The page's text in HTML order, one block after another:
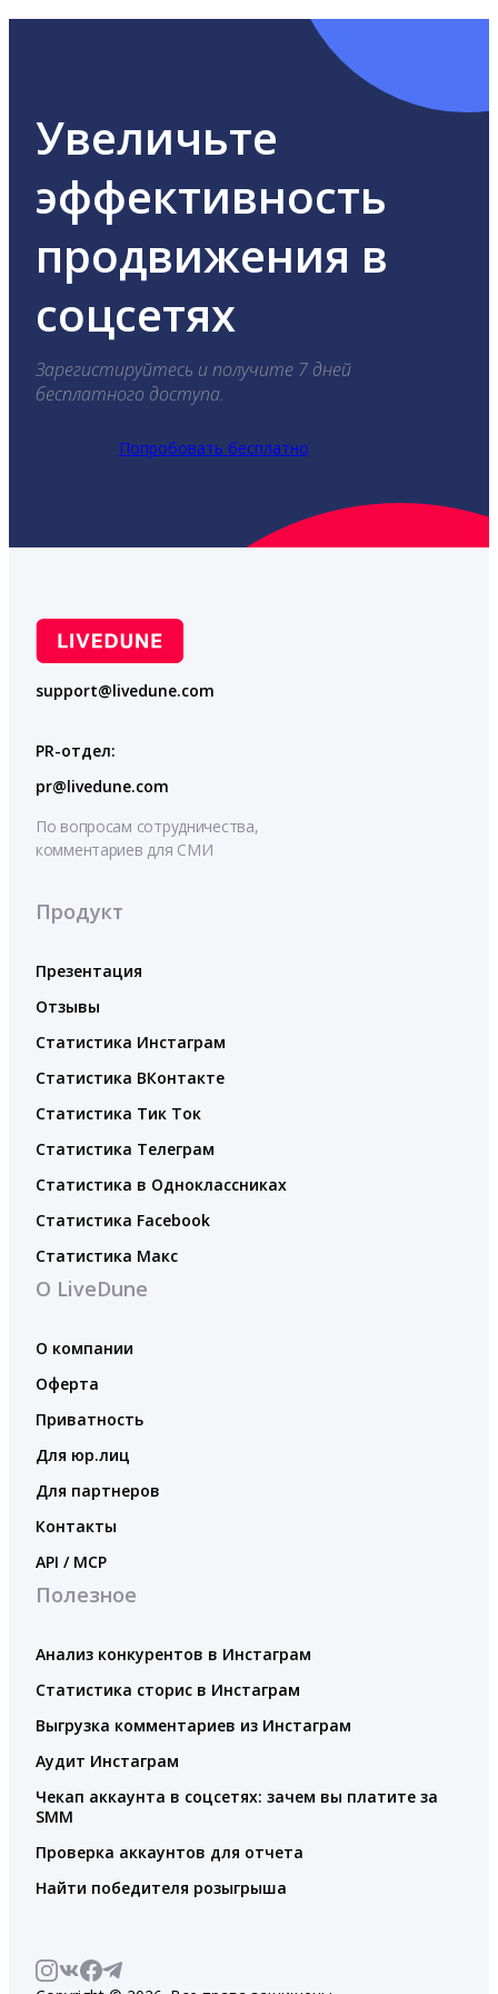
Увеличьте
эффективность
продвижения в
соцсетях
Зарегистируйтесь и получите 7 дней
бесплатного доступа.
Попробовать бесплатно
support@livedune.com
PR-отдел:
pr@livedune.com
По вопросам сотрудничества,
комментариев для СМИ
Продукт
Презентация
Отзывы
Статистика Инстаграм
Статистика ВКонтакте
Статистика Тик Ток
Статистика Телеграм
Статистика в Одноклассниках
Статистика Facebook
Статистика Макс
О LiveDune
О компании
Оферта
Приватность
Для юр.лиц
Для партнеров
Контакты
API / MCP
Полезное
Анализ конкурентов в Инстаграм
Статистика сторис в Инстаграм
Выгрузка комментариев из Инстаграм
Аудит Инстаграм
Чекап аккаунта в соцсетях: зачем вы платите за
SMM
Проверка аккаунтов для отчета
Найти победителя розыгрыша